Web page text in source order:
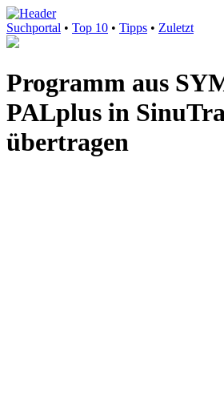
Suchportal • Top 10 • Tipps • Zuletzt
Programm aus
PALplus in
übertragen